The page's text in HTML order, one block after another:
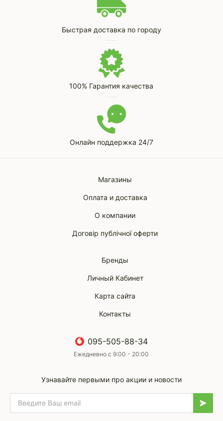
Быстрая доставка по городу
100% Гарантия качества
Онлайн поддержка 24/7
Магазины
Оплата и доставка
О компании
Договір публічної оферти
Бренды
Личный Кабинет
Карта сайта
Контакты
095-505-88-34
Ежедневно с 9:00 - 20:00
Узнавайте первыми про акции и новости